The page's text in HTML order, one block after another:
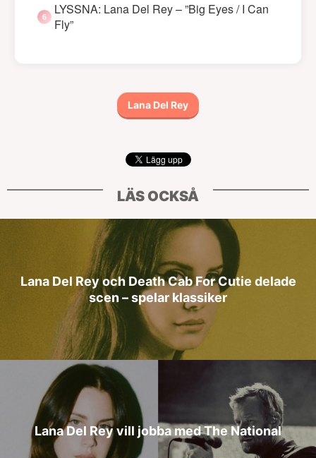
LYSSNA: Lana Del Rey – ”Big Eyes / I Can
Fly”
Lana Del Rey
LÄS OCKSÅ
Lana Del Rey och Death Cab For Cutie delade
scen – spelar klassiker
Lana Del Rey vill jobba med The National